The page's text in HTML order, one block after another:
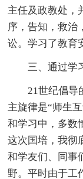
主任及政教处，
序，告知，救治
讼。学习了教育
三、通过学
21世纪倡导
主旋律是“师生
和学习中，多数
这次国培，我彻
和学友们、同事
野。平时由于工